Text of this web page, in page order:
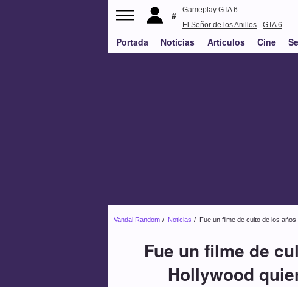
Gameplay GTA 6
El Señor de los Anillos
GTA 6
PS5
Portada Noticias Artículos Cine
Vandal Random Noticias Fue un filme de culto de los
Fue un filme de
Hollywood